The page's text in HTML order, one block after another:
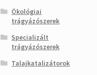
Ökológiai
trágyázószerek
Specializált
trágyázószerek
Talajkatalizátorok